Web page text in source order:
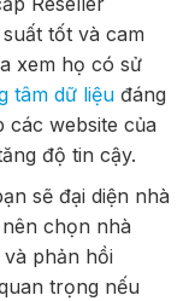
tốt và cam
xem họ có sử
tâm dữ liệuđáng
các website của
độ tin cậy.
sẽ đại diện nhà
chọn nhà
phản hồi
trọng nếu